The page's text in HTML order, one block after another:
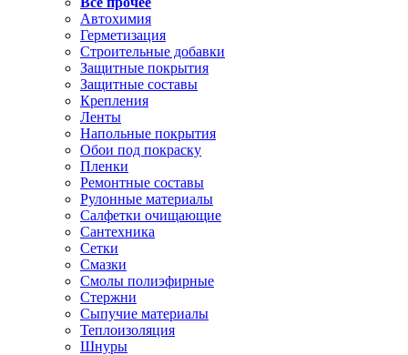
Автохимия
Герметизация
Строительные добавки
Защитные покрытия
Защитные составы
Крепления
Ленты
Напольные покрытия
Обои под покраску
Пленки
Ремонтные составы
Рулонные материалы
Салфетки очищающие
Сантехника
Сетки
Смазки
Смолы полиэфирные
Стержни
Сыпучие материалы
Теплоизоляция
Шнуры